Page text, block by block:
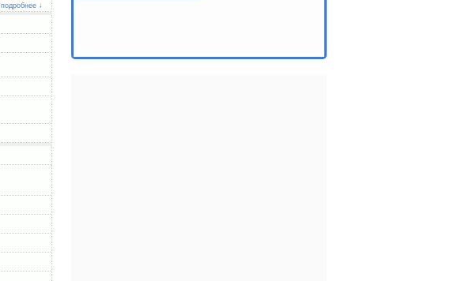
подробнее ↓